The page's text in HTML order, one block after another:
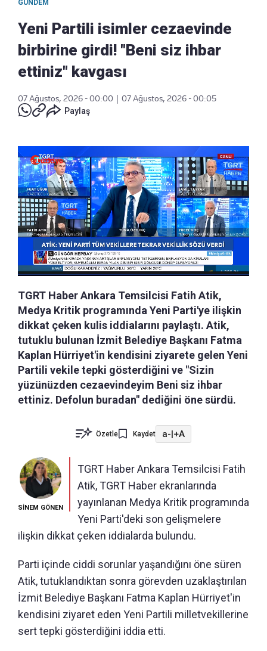
GÜNDEM
Yeni Partili isimler cezaevinde
birbirine girdi! "Beni siz ihbar
ettiniz" kavgası
07 Ağustos, 2026 - 00:00
07 Ağustos, 2026 - 00:05
Paylaş
TGRT Haber Ankara Temsilcisi Fatih Atik,
Medya Kritik programında Yeni Parti'ye ilişkin
dikkat çeken kulis iddialarını paylaştı. Atik,
tutuklu bulunan İzmit Belediye Başkanı Fatma
Kaplan Hürriyet'in kendisini ziyarete gelen Yeni
Partili vekile tepki gösterdiğini ve "Sizin
yüzünüzden cezaevindeyim Beni siz ihbar
ettiniz. Defolun buradan" dediğini öne sürdü.
Özetle Kaydet a-|+A
SİNEM GÖNEN
TGRT Haber Ankara Temsilcisi Fatih
Atik, TGRT Haber ekranlarında
yayınlanan Medya Kritik programında
Yeni Parti'deki son gelişmelere
ilişkin dikkat çeken iddialarda bulundu.
Parti içinde ciddi sorunlar yaşandığını öne süren
Atik, tutuklandıktan sonra görevden uzaklaştırılan
İzmit Belediye Başkanı Fatma Kaplan Hürriyet'in
kendisini ziyaret eden Yeni Partili milletvekillerine
sert tepki gösterdiğini iddia etti.